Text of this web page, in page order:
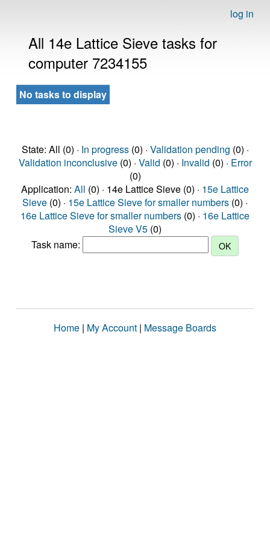
log in
All 14e Lattice Sieve tasks for
computer 7234155
No tasks to display
State: All (0) · In progress(0) · Validation pending (0) ·
Validation inconclusive(0) · Valid (0) · Invalid (0) · Error
(0)
Application: All (0) · 14e Lattice Sieve (0) · 15e Lattice
Sieve (0) · 15e Lattice Sieve for smaller numbers (0) ·
16e Lattice Sieve for smaller numbers (0) · 16e Lattice
Sieve V5 (0)
Task name:
Home | My Account | Message Boards